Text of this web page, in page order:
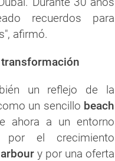
recuerdos para
afirmó.
un reflejo de la
un sencillo beach
ahora a un entorno
por el crecimiento
y por una oferta